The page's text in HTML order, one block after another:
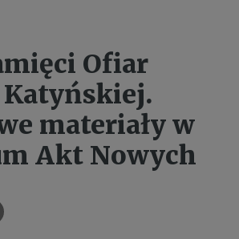
Ofiar
materiały w
Akt Nowych